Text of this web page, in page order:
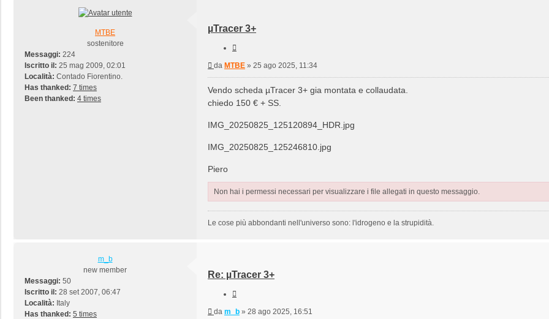
MTBE
sostenitore
Messaggi: 224
Iscritto il: 25 mag 2009, 02:01
Località: Contado Fiorentino.
Has thanked: 7 times
Been thanked: 4 times
µTracer 3+
Messaggio
da MTBE » 25 ago 2025, 11:34
Vendo scheda µTracer 3+ gia montata e collaudata.
chiedo 150 € + SS.
IMG_20250825_125120894_HDR.jpg
IMG_20250825_125246810.jpg
Piero
Non hai i permessi necessari per visualizzare i file allegati in questo messaggio.
Le cose più abbondanti nell'universo sono: l'idrogeno e la strupidità.
m_b
new member
Messaggi: 50
Iscritto il: 28 set 2007, 06:47
Località: Italy
Has thanked: 5 times
Re: µTracer 3+
Messaggio
da m_b » 28 ago 2025, 16:51